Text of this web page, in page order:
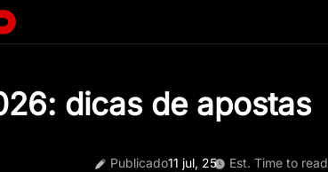
dicas de apostas
Publicado11 jul, 25
Est. Time to read